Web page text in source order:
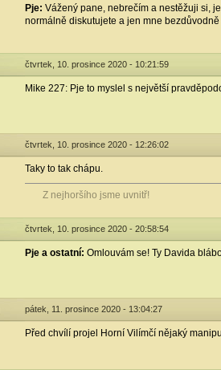
Pje: Vážený pane, nebrečím a nestěžuji si,
normálně diskutujete a jen mne
čtvrtek, 10. prosince 2020 - 10:21:59
Mike 227: Pje to myslel s největší
čtvrtek, 10. prosince 2020 - 12:26:02
Taky to tak chápu.
Z nejhoršího jsme uvnitř!
čtvrtek, 10. prosince 2020 - 20:58:54
Pje a ostatní: Omlouvám se! Ty Davida
pátek, 11. prosince 2020 - 13:04:27
Před chvílí projel Horní Vilímčí nějaký